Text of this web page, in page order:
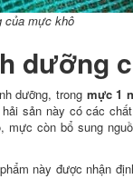
của mực khô
dưỡng
dưỡng, trong mực 1
sản này có các
mực còn bổ sung
này được nhận